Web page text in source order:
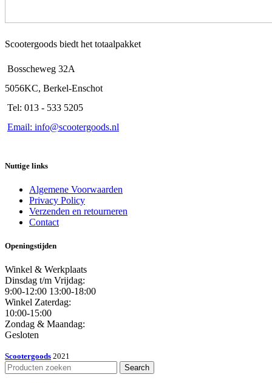
Scootergoods biedt het totaalpakket
Bosscheweg 32A
5056KC, Berkel-Enschot
Tel: 013 - 533 5205
Email: info@scootergoods.nl
Nuttige links
Algemene Voorwaarden
Privacy Policy
Verzenden en retourneren
Contact
Openingstijden
Winkel & Werkplaats
Dinsdag t/m Vrijdag:
9:00-12:00 13:00-18:00
Winkel Zaterdag:
10:00-15:00
Zondag & Maandag:
Gesloten
Scootergoods 2021
Search